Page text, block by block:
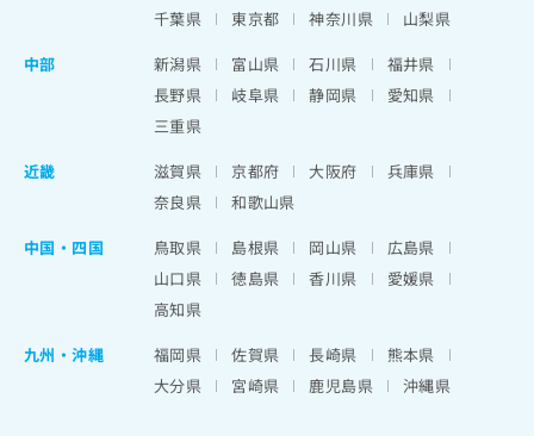
千葉県
東京都 神奈川県
山梨県
中部
新潟県 富山県 石川県
福井県
長野県
岐阜県 静岡県
愛知県
三重県
近畿
滋賀県 京都府 大阪府
兵庫県
奈良県
和歌山県
中国・四国
鳥取県 島根県 岡山県
広島県
山口県
徳島県 香川県
愛媛県
高知県
九州・沖縄
福岡県 佐賀県 長崎県
熊本県
大分県
宮崎県 鹿児島県 沖縄県